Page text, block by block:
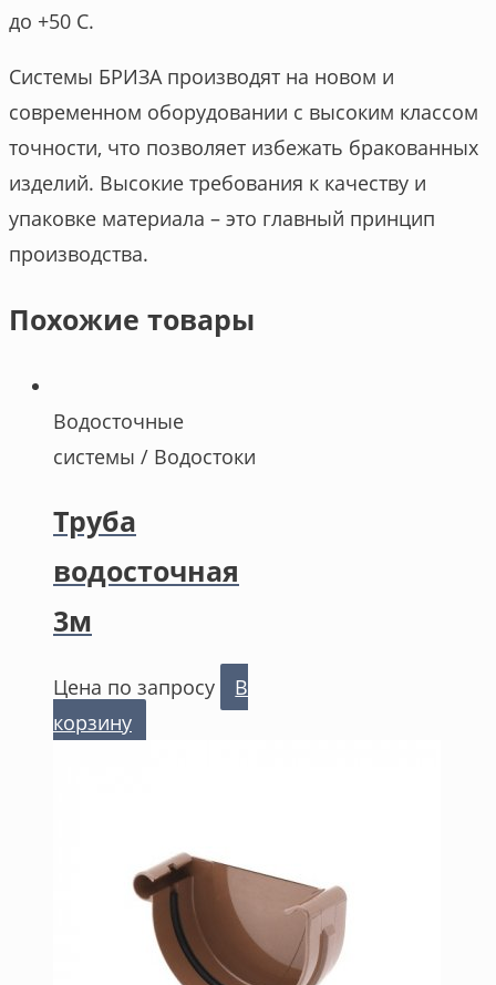
до +50 С.
Системы БРИЗА производят на новом и
современном оборудовании с высоким классом
точности, что позволяет избежать бракованных
изделий. Высокие требования к качеству и
упаковке материала – это главный принцип
производства.
Похожие товары
Водосточные
системы / Водостоки
Труба
водосточная
3м
Цена по запросу
В
корзину